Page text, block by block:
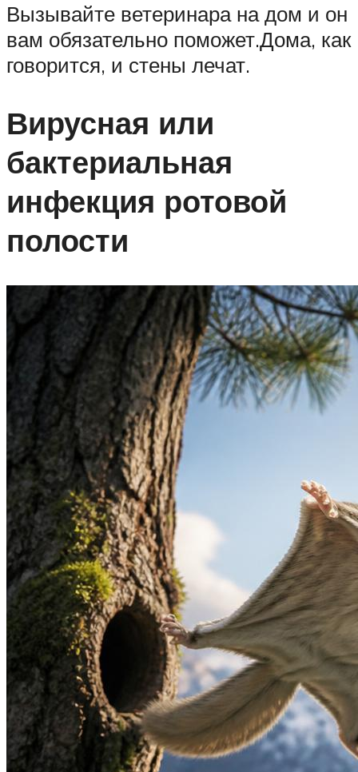
Вызывайте ветеринара на дом и он
вам обязательно поможет.Дома, как
говорится, и стены лечат.
Вирусная или
бактериальная
инфекция ротовой
полости